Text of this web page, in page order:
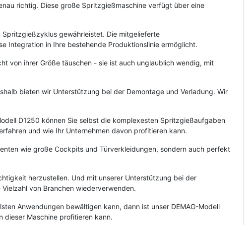
richtig. Diese große Spritzgießmaschine verfügt über eine
gewährleistet. Die mitgelieferte
Integration in Ihre bestehende Produktionslinie ermöglicht.
von ihrer Größe täuschen - sie ist auch unglaublich wendig, mit
bieten wir Unterstützung bei der Demontage und Verladung. Wir
D1250 können Sie selbst die komplexesten Spritzgießaufgaben
und wie Ihr Unternehmen davon profitieren kann.
wie große Cockpits und Türverkleidungen, sondern auch perfekt
herzustellen. Und mit unserer Unterstützung bei der
von Branchen wiederverwenden.
Anwendungen bewältigen kann, dann ist unser DEMAG-Modell
dieser Maschine profitieren kann.